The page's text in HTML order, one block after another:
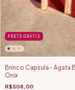
FRETE GRÁTIS
Brinco Capsula - Ágata
Onix
R$508,00